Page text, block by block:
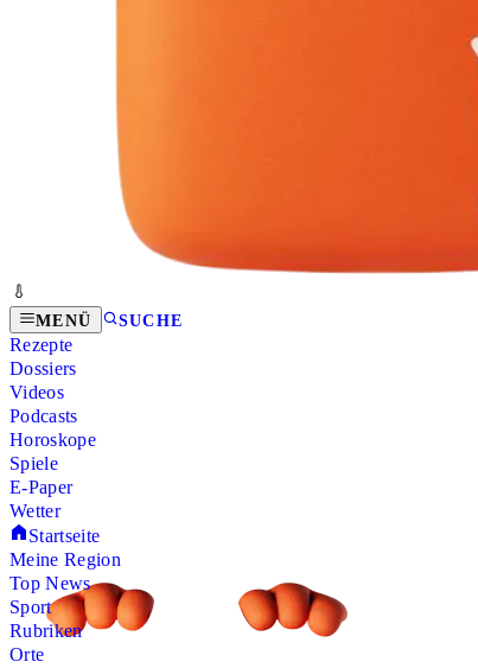
MENÜ SUCHE
Rezepte
Dossiers
Videos
Podcasts
Horoskope
Spiele
E-Paper
Wetter
Startseite
Meine Region
Top News
Sport
Rubriken
Orte